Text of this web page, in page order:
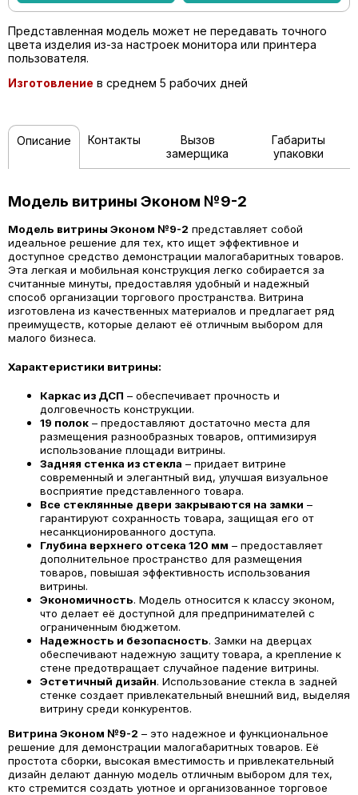
Представленная модель может не передавать точного
цвета изделия из-за настроек монитора или принтера
пользователя.
Изготовление в среднем 5 рабочих дней
Описание Контакты
Вызов
замерщика
Габариты
упаковки
Модель витрины Эконом №9-2
Модель витрины Эконом №9-2 представляет собой
идеальное решение для тех, кто ищет эффективное и
доступное средство демонстрации малогабаритных товаров.
Эта легкая и мобильная конструкция легко собирается за
считанные минуты, предоставляя удобный и надежный
способ организации торгового пространства. Витрина
изготовлена из качественных материалов и предлагает ряд
преимуществ, которые делают её отличным выбором для
малого бизнеса.
Характеристики витрины:
Каркас из ДСП – обеспечивает прочность и
долговечность конструкции.
19 полок – предоставляют достаточно места для
размещения разнообразных товаров, оптимизируя
использование площади витрины.
Задняя стенка из стекла – придает витрине
современный и элегантный вид, улучшая визуальное
восприятие представленного товара.
Все стеклянные двери закрываются на замки –
гарантируют сохранность товара, защищая его от
несанкционированного доступа.
Глубина верхнего отсека 120 мм – предоставляет
дополнительное пространство для размещения
товаров, повышая эффективность использования
витрины.
Экономичность. Модель относится к классу эконом,
что делает её доступной для предпринимателей с
ограниченным бюджетом.
Надежность и безопасность. Замки на дверцах
обеспечивают надежную защиту товара, а крепление к
стене предотвращает случайное падение витрины.
Эстетичный дизайн. Использование стекла в задней
стенке создает привлекательный внешний вид, выделяя
витрину среди конкурентов.
Витрина Эконом №9-2 – это надежное и функциональное
решение для демонстрации малогабаритных товаров. Её
простота сборки, высокая вместимость и привлекательный
дизайн делают данную модель отличным выбором для тех,
кто стремится создать уютное и организованное торговое